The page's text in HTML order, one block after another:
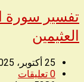
تفسير سورة
العثيمين
25 أكتوبر، 2025
0 تعليقات